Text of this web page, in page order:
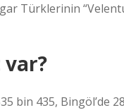
Türklerinin
bin 435, Bingöl’de